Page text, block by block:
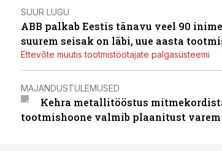
SUUR LUGU
ABB palkab Eestis tänavu veel 90
suurem seisak on läbi, uue aasta
Ettevõte muutis tootmistöötajate palgasüsteemi
MAJANDUSTULEMUSED
Kehra metallitööstus
tootmishoone valmib plaanitust varem